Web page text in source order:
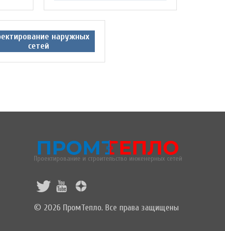
наружных
сетей
Проектирование и строительство инженерных сетей
© 2026 ПромТепло. Все права защищены